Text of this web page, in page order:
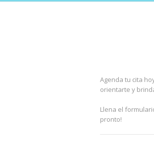
Agenda tu cita
orientarte y
Llena el
pronto!